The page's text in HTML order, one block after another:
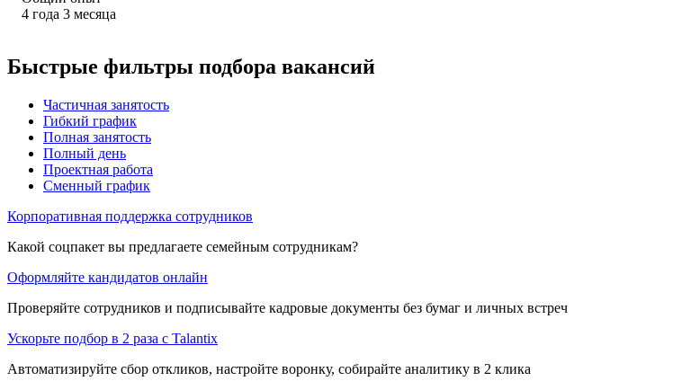
4 года 3 месяца
Быстрые фильтры подбора вакансий
Частичная занятость
Гибкий график
Полная занятость
Полный день
Проектная работа
Сменный график
Корпоративная поддержка сотрудников
Какой соцпакет вы предлагаете семейным сотрудникам?
Оформляйте кандидатов онлайн
Проверяйте сотрудников и подписывайте кадровые документы без бумаг и личных встреч
Ускорьте подбор в 2 раза с Talantix
Автоматизируйте сбор откликов, настройте воронку, собирайте аналитику в 2 клика